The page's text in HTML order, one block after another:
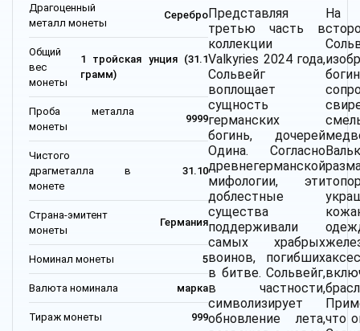
Драгоценный
металл монеты
Серебро
Общий
вес
монеты
1 тройская унция (31.1
грамм)
Проба металла
монеты
9999
Чистого
драгметалла в
монете
31.10
Страна-эмитент
монеты
Германия
Номинал монеты 5
Валюта номинала марка
Тираж монеты 999
Представляя
третью часть в
коллекции
Valkyries 2024 года,
Сольвейг
воплощает
сущность
германских
богинь, дочерей
Одина. Согласно
древнегерманской
мифологии, эти
доблестные
существа
поддерживали
самых храбрых
воинов, погибших
в битве. Сольвейг,
в частности,
символизирует
обновление лета,
На
что